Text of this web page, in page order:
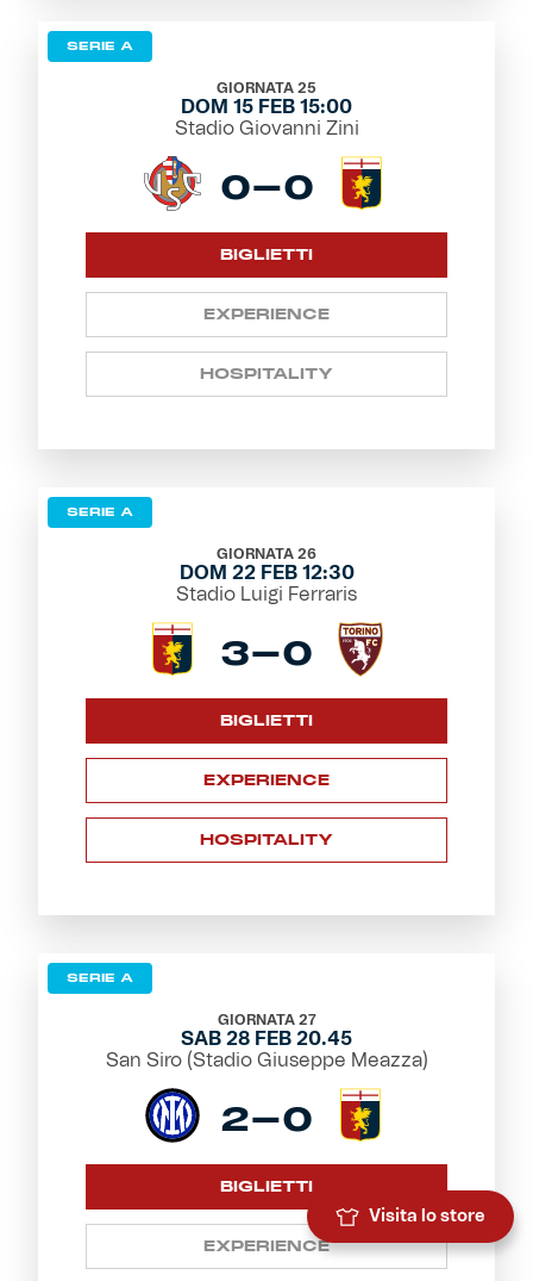
SERIE A
GIORNATA 25
DOM 15 FEB 15:00
Stadio Giovanni Zini
0-0
BIGLIETTI
EXPERIENCE
HOSPITALITY
SERIE A
GIORNATA 26
DOM 22 FEB 12:30
Stadio Luigi Ferraris
3-0
BIGLIETTI
EXPERIENCE
HOSPITALITY
SERIE A
GIORNATA 27
SAB 28 FEB 20.45
San Siro (Stadio Giuseppe Meazza)
2-0
BIGLIETTI
EXPERIENCE
Visita lo store